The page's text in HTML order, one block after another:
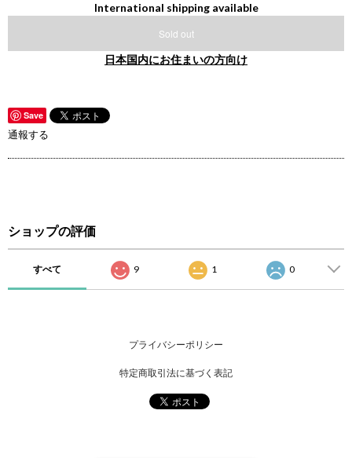
International shipping available
Sold out
日本国内にお住まいの方向け
Save
通報する
ショップの評価
すべて 9 1 0
プライバシーポリシー
特定商取引法に基づく表記